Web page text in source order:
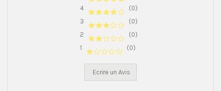
4
(0)
3
(0)
2
(0)
1
(0)
Ecrire un Avis